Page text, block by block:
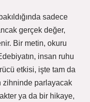
sadece
gerçek değer,
Bir metin, okuru
insan ruhu
etkisi, işte tam da
zihninde parlayacak
ya da bir hikaye,